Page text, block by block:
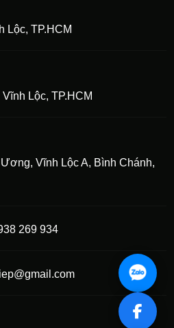
Lộc, TP.HCM
Lộc, TP.HCM
Vĩnh Lộc A, Bình Chánh,
269 934